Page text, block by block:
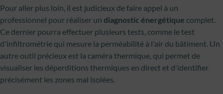
Pour aller plus loin, il est judicieux de faire appel à un
professionnel pour réaliser un diagnostic énergétique complet.
Ce dernier pourra effectuer plusieurs tests, comme le test
d'infiltrométrie qui mesure la perméabilité à l'air du bâtiment. Un
autre outil précieux est la caméra thermique, qui permet de
visualiser les déperditions thermiques en direct et d'identifier
précisément les zones mal isolées.